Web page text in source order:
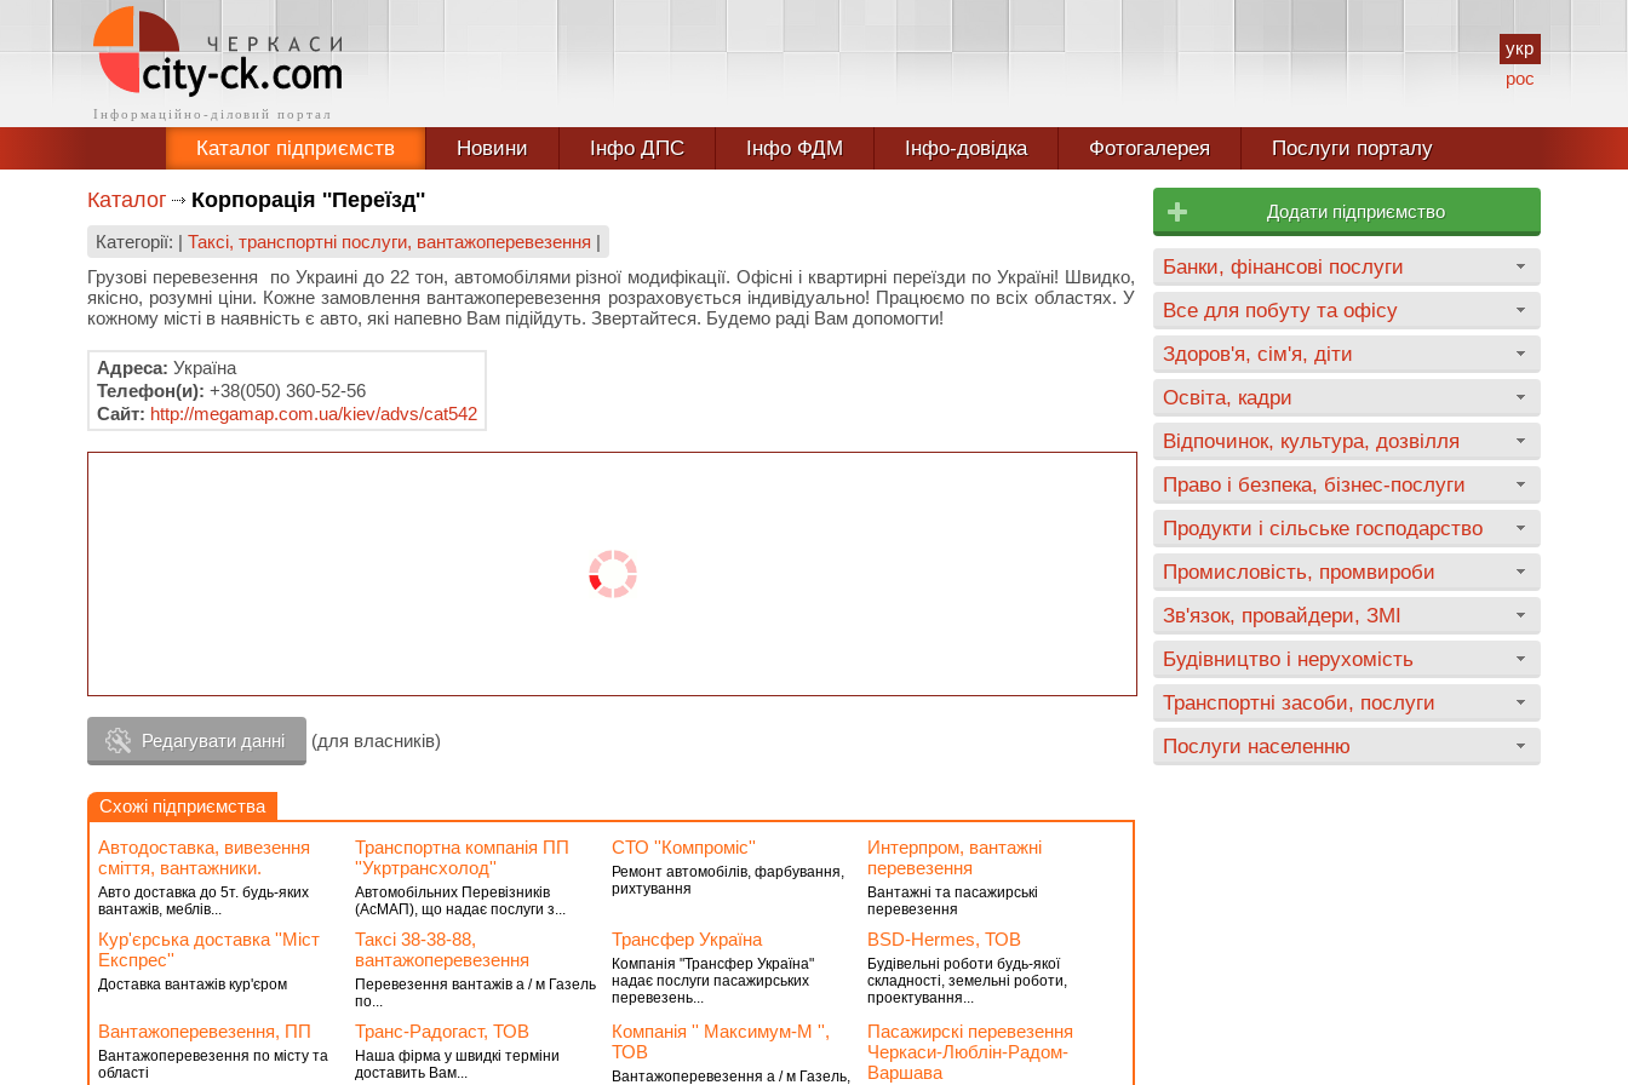
укр
рос
Каталог підприємств Новини Інфо ДПС Інфо ФДМ Інфо-довідка Фотогалерея Послуги порталу
Каталог Корпорація ''Переїзд''
Категорії: | Таксі, транспортні послуги, вантажоперевезення |
Грузові перевезення по Украині до 22 тон, автомобілями різної модифікації. Офісні і квартирні переїзди по Україні! Швидко,
якісно, розумні ціни. Кожне замовлення вантажоперевезення розраховується індивідуально! Працюємо по всіх областях. У
кожному місті в наявність є авто, які напевно Вам підійдуть. Звертайтеся. Будемо раді Вам допомогти!
Адреса: Україна
Телефон(и): +38(050) 360-52-56
Сайт: http://megamap.com.ua/kiev/advs/cat542
Редагувати данні (для власників)
Схожі підприємства
Автодоставка, вивезення
сміття, вантажники.
Авто доставка до 5т. будь-яких
вантажів, меблів...
Транспортна компанiя ПП
''Укртрансхолод''
Автомобільних Перевізників
(АсМАП), що надає послуги з...
СТО ''Компроміс''
Ремонт автомобілів, фарбування,
рихтування
Интерпром, вантажні
перевезення
Вантажні та пасажирські
перевезення
Кур'єрська доставка ''Міст
Експрес''
Доставка вантажів кур'єром
Таксі 38-38-88,
вантажоперевезення
Перевезення вантажів а / м Газель
по...
Трансфер Україна
Компанія "Трансфер Україна"
надає послуги пасажирських
перевезень...
BSD-Hermes, ТОВ
Будівельні роботи будь-якої
складності, земельні роботи,
проектування...
Вантажоперевезення, ПП
Вантажоперевезення по місту та
області
Транс-Радогаст, ТОВ
Наша фірма у швидкі терміни
доставить Вам...
Компанія '' Максимум-М '',
ТОВ
Вантажоперевезення а / м Газель,
Пасажирскi перевезення
Черкаси-Люблiн-Радом-
Варшава
Додати підприємство
Банки, фінансові послуги
Все для побуту та офісу
Здоров'я, сім'я, діти
Освіта, кадри
Відпочинок, культура, дозвілля
Право і безпека, бізнес-послуги
Продукти і сільське господарство
Промисловість, промвироби
Зв'язок, провайдери, ЗМІ
Будівництво і нерухомість
Транспортні засоби, послуги
Послуги населенню